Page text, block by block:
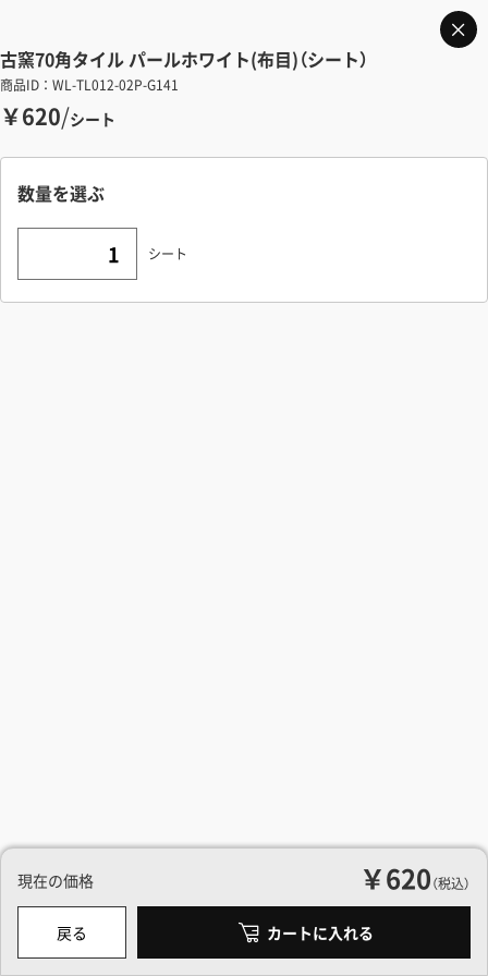
古窯70角タイル パールホワイト(布目)（シート）
商品ID：WL-TL012-02P-G141
￥620/シート
数量を選ぶ
シート
現在の価格 ￥620（税込）
カートに入れる
戻る